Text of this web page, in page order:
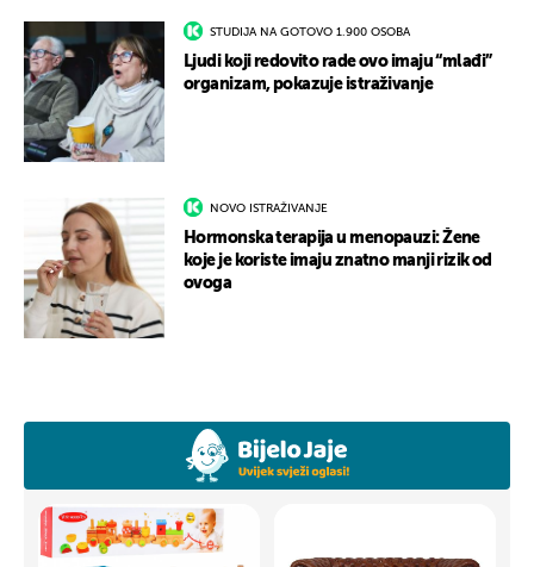
STUDIJA NA GOTOVO 1.900 OSOBA
Ljudi koji redovito rade ovo imaju “mlađi”
organizam, pokazuje istraživanje
NOVO ISTRAŽIVANJE
Hormonska terapija u menopauzi: Žene
koje je koriste imaju znatno manji rizik od
ovoga